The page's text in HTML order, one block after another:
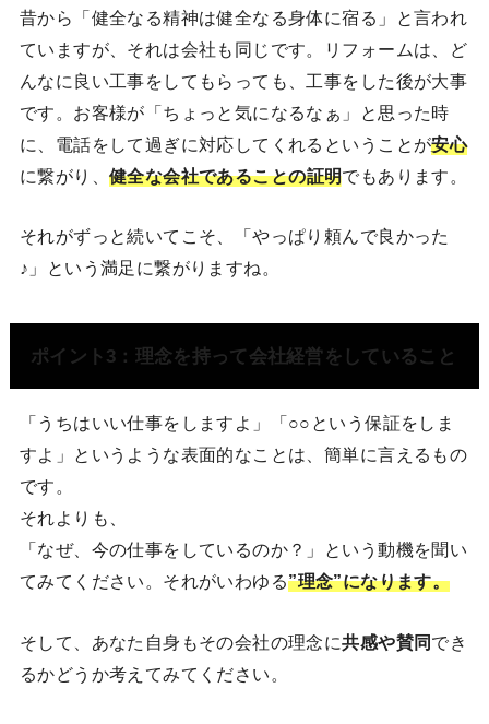
昔から「健全なる精神は健全なる身体に宿る」と言われ
ていますが、それは会社も同じです。リフォームは、ど
んなに良い工事をしてもらっても、工事をした後が大事
です。お客様が「ちょっと気になるなぁ」と思った時
に、電話をして過ぎに対応してくれるということが安心
に繋がり、 健全な会社であることの証明でもあります。
それがずっと続いてこそ、「やっぱり頼んで良かった
♪」という満足に繋がりますね。
ポイント3：理念を持って会社経営をしていること
「うちはいい仕事をしますよ」「○○という保証をしま
すよ」というような表面的なことは、簡単に言えるもの
です。
それよりも、
「なぜ、今の仕事をしているのか？」という動機を聞い
てみてください。それがいわゆる”理念”になります。
そして、あなた自身もその会社の理念に共感や賛同でき
るかどうか考えてみてください。